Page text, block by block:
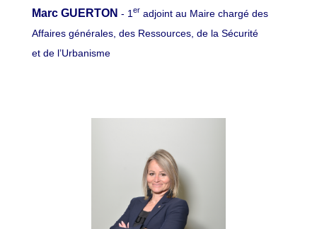
Marc GUERTON - 1 er adjoint au Maire chargé des
Affaires générales, des Ressources, de la Sécurité
et de l’Urbanisme